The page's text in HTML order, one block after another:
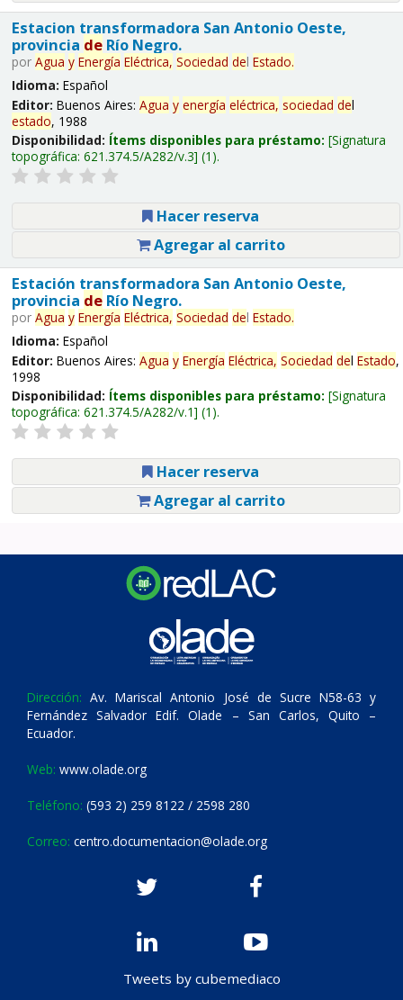
Estacion transformadora San Antonio Oeste,
provincia deRío Negro.
por Agua y Energía Eléctrica, Sociedad del Estado.
Idioma: Español
Editor: Buenos Aires: Agua y energía eléctrica, sociedad del
estado, 1988
Disponibilidad: Ítems disponibles para préstamo: Signatura
topográfica: 621.374.5/A282/v.3 (1).
Hacer reserva
Agregar al carrito
Estación transformadora San Antonio Oeste,
provincia deRío Negro.
por Agua y Energía Eléctrica, Sociedad del Estado.
Idioma: Español
Editor: Buenos Aires: Agua y Energía Eléctrica, Sociedad del Estado,
1998
Disponibilidad: Ítems disponibles para préstamo: Signatura
topográfica: 621.374.5/A282/v.1 (1).
Hacer reserva
Agregar al carrito
Dirección: Av. Mariscal Antonio José de Sucre N58-63 y
Fernández Salvador Edif. Olade – San Carlos, Quito –
Ecuador.
Web: www.olade.org
Teléfono: (593 2) 259 8122 / 2598 280
Correo: centro.documentacion@olade.org
Tweets by cubemediaco